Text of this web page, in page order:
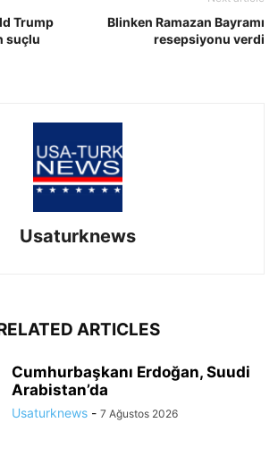
Trump
suçlu
Blinken Ramazan Bayramı
resepsiyonu verdi
Usaturknews
ARTICLES
Cumhurbaşkanı Erdoğan, Suudi
Arabistan’da
Usaturknews - 7 Ağustos 2026